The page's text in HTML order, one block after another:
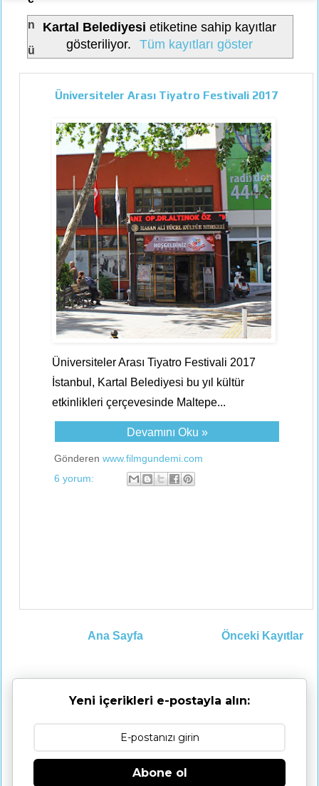
n
ü
Kartal Belediyesi etiketine sahip kayıtlar
gösteriliyor.
Tüm kayıtları göster
Üniversiteler Arası Tiyatro Festivali 2017
Üniversiteler Arası Tiyatro Festivali 2017
İstanbul, Kartal Belediyesi bu yıl kültür
etkinlikleri çerçevesinde Maltepe...
Devamını Oku »
Gönderen www.filmgundemi.com
6 yorum:
Önceki Kayıtlar
Ana Sayfa
Yeni içerikleri e-postayla alın:
Abone ol